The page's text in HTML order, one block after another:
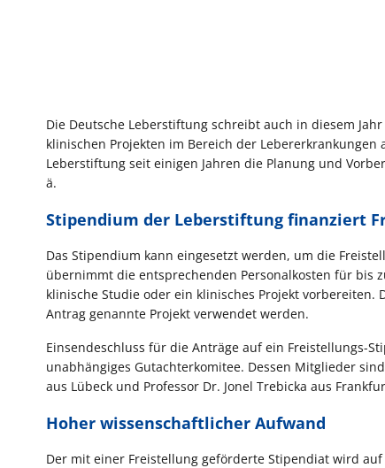
Die Deutsche Leberstiftung schreibt auch in diesem
klinischen Projekten im Bereich der
Leberstiftung seit einigen Jahren die Planung und
ä.
Stipendium der Leberstiftung finanziert
Das Stipendium kann eingesetzt werden, um die
übernimmt die entsprechenden Personalkosten für bis
klinische Studie oder ein klinisches Projekt
Antrag genannte Projekt verwendet werden.
Einsendeschluss für die Anträge auf ein Freistellungs-
unabhängiges Gutachterkomitee. Dessen Mitglieder
aus Lübeck und Professor Dr. Jonel Trebicka aus
Hoher wissenschaftlicher Aufwand
Der mit einer Freistellung geförderte Stipendiat wird auf